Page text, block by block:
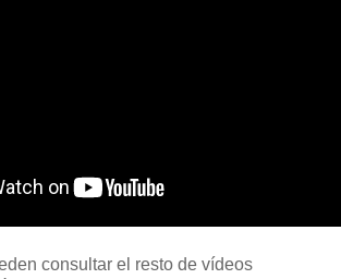
consultar el resto de vídeos